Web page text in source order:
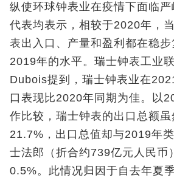
纵使环球钟表业在疫情下面临
代表均表示，相较于2020年，
表出入口、产量和盈利都在稳
2019年的水平。瑞士钟表工业
Dubois提到，瑞士钟表业在
口表现比2020年同期为佳。以
作比较，瑞士钟表的出口总额虽
21.7%，出口总值却与2019年
士法郎（折合约739亿元人民币
0.5%。此情况归因于自去年夏